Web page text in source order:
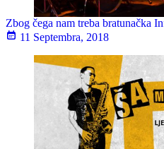
Zbog čega nam treba bratunačka
11 Septembra, 2018